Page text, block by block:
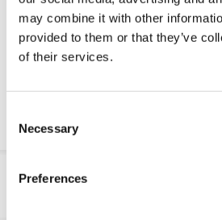
may combine it with other
provided to them or that they’ve
of their services.
Selection
Necessary
Preferences
Peça parte OE
Download PDF
Informação do produto